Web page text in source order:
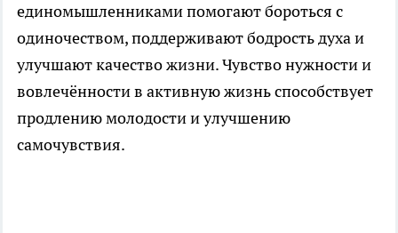
единомышленниками помогают бороться с
одиночеством, поддерживают бодрость духа и
улучшают качество жизни. Чувство нужности и
вовлечённости в активную жизнь способствует
продлению молодости и улучшению
самочувствия.